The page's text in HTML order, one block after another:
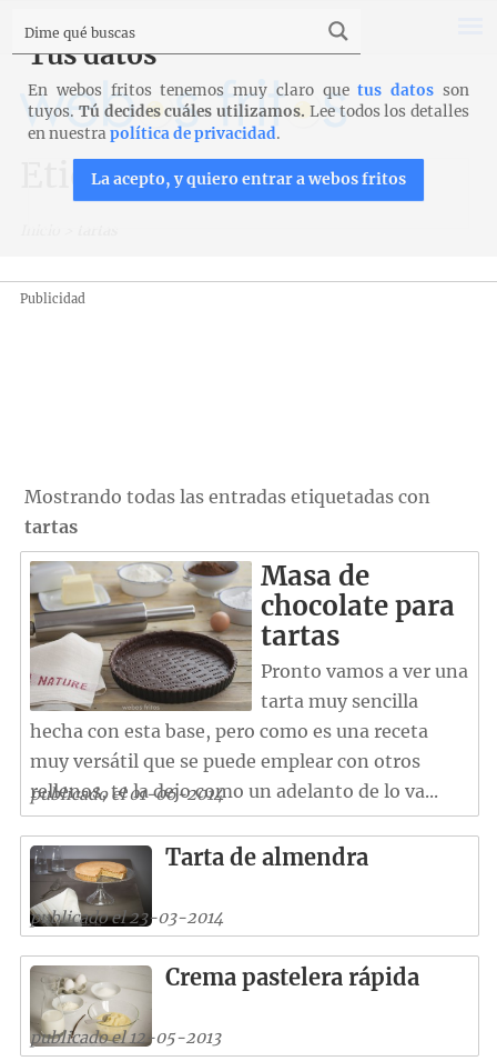
Etiqueta: tartas
Publicidad
Mostrando todas las entradas etiquetadas con
tartas
Masa de
chocolate para
tartas
Pronto vamos a ver una
tarta muy sencilla
hecha con esta base, pero como es una receta
muy versátil que se puede emplear con otros
rellenos, te la dejo como un adelanto de lo va...
publicado el 01-06-2014
Tarta de almendra
publicado el 23-03-2014
Crema pastelera rápida
publicado el 12-05-2013
Tus datos
En webos fritos tenemos muy claro quetus datos son
tuyos. Tú decides cuáles utilizamos. Lee todos los detalles
en nuestrapolítica de privacidad.
La acepto, y quiero entrar a webos fritos